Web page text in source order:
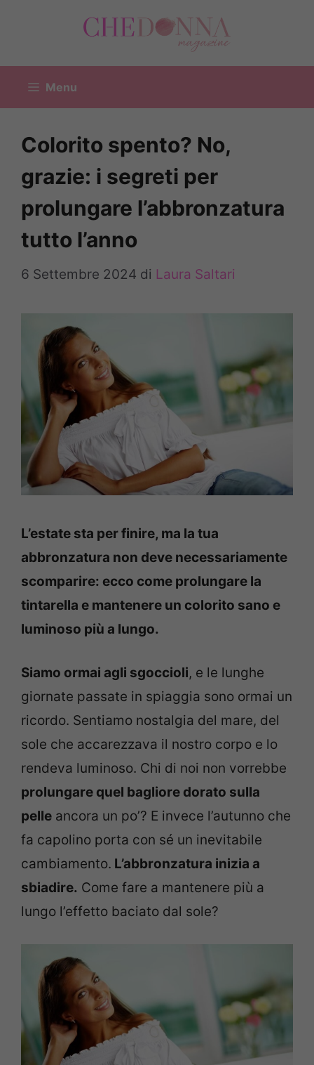
Menu
Colorito spento? No,
grazie: i segreti per
prolungare l’abbronzatura
tutto l’anno
6 Settembre 2024 di Laura Saltari
L’estate sta per finire, ma la tua
abbronzatura non deve necessariamente
scomparire: ecco come prolungare la
tintarella e mantenere un colorito sano e
luminoso più a lungo.
Siamo ormai agli sgoccioli, e le lunghe
giornate passate in spiaggia sono ormai un
ricordo. Sentiamo nostalgia del mare, del
sole che accarezzava il nostro corpo e lo
rendeva luminoso. Chi di noi non vorrebbe
prolungare quel bagliore dorato sulla
pelle ancora un po’? E invece l’autunno che
fa capolino porta con sé un inevitabile
cambiamento. L’abbronzatura inizia a
sbiadire. Come fare a mantenere più a
lungo l’effetto baciato dal sole?